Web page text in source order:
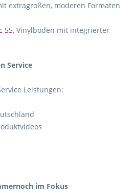
extragroßen, moderen Formaten
55, Vinylboden mit integrierter
Service
Leistungen:
im Fokus